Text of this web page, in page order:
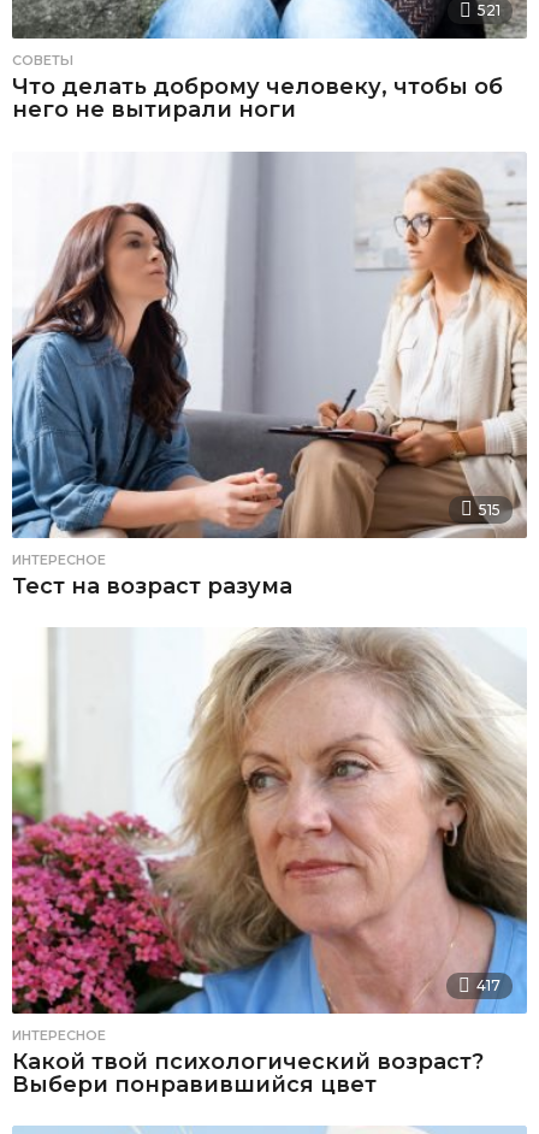
521
СОВЕТЫ
Что делать доброму человеку, чтобы об
него не вытирали ноги
515
ИНТЕРЕСНОЕ
Тест на возраст разума
417
ИНТЕРЕСНОЕ
Какой твой психологический возраст?
Выбери понравившийся цвет